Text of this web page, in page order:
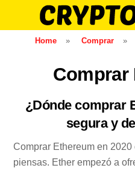
Home » Comprar »
Comprar
¿Dónde comprar
segura y
Comprar Ethereum en
piensas. Ether empezó a